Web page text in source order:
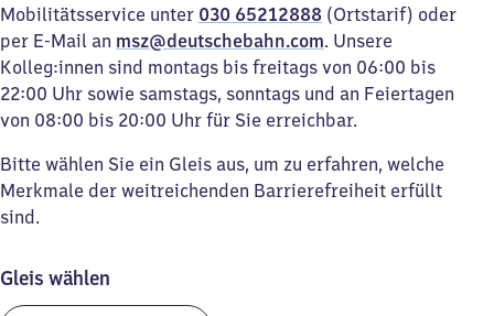
Mobilitätsservice unter 030 65212888 (Ortstarif) oder
per E-Mail an msz@deutschebahn.com. Unsere
Kolleg:innen sind montags bis freitags von 06:00 bis
22:00 Uhr sowie samstags, sonntags und an Feiertagen
von 08:00 bis 20:00 Uhr für Sie erreichbar.
Bitte wählen Sie ein Gleis aus, um zu erfahren, welche
Merkmale der weitreichenden Barrierefreiheit erfüllt
sind.
Gleis wählen